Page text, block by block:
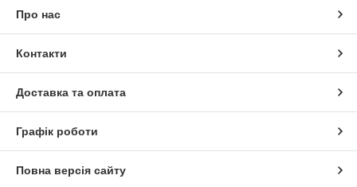
Про нас
Контакти
Доставка та оплата
Графік роботи
Повна версія сайту